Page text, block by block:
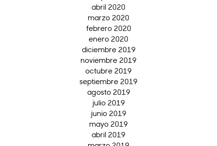
abril 2020
marzo 2020
febrero 2020
enero 2020
diciembre 2019
noviembre 2019
octubre 2019
septiembre 2019
agosto 2019
julio 2019
junio 2019
mayo 2019
abril 2019